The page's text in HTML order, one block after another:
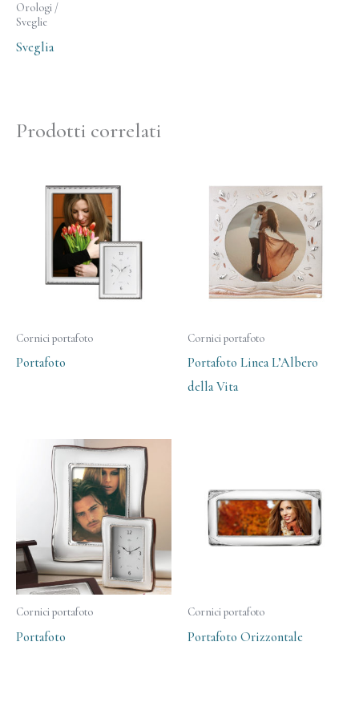
Orologi /
Sveglie
Sveglia
Prodotti correlati
Cornici portafoto
Portafoto
Cornici portafoto
Portafoto Linea L’Albero
della Vita
Cornici portafoto
Portafoto
Cornici portafoto
Portafoto Orizzontale